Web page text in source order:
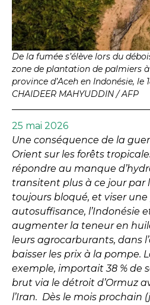
De la fumée s’élève lors du
zone de plantation de palmiers
province d’Aceh en Indonésie, le
CHAIDEER MAHYUDDIN / AFP
25 mai 2026
Une conséquence de la
Orient sur les forêts
répondre au manque
transitent plus à ce jour par
toujours bloqué, et viser
autosuffisance, l’Indonésie
augmenter la teneur en
leurs agrocarburants, dans
baisser les prix à la pompe.
exemple, importait 38 % de
brut via le détroit d’Ormuz
l’Iran. Dès le mois prochain